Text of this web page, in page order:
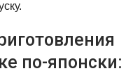
по-японски: